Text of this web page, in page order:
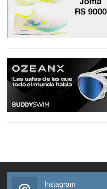
Instagram